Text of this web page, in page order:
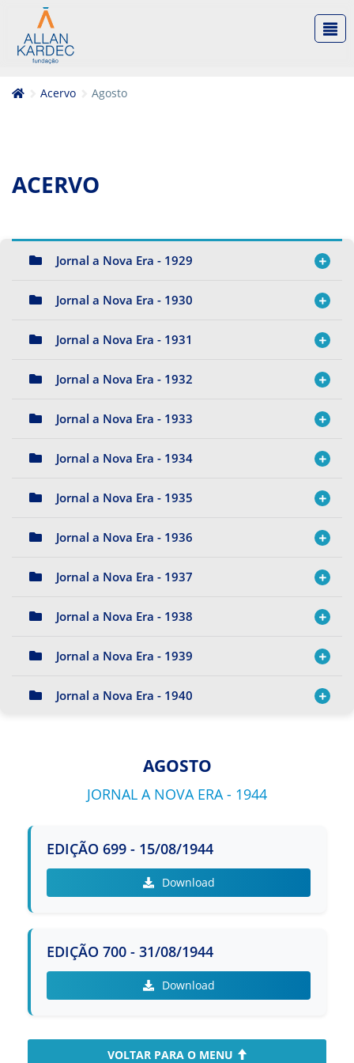
Acervo Agosto
ACERVO
Jornal a Nova Era - 1929
Jornal a Nova Era - 1930
Jornal a Nova Era - 1931
Jornal a Nova Era - 1932
Jornal a Nova Era - 1933
Jornal a Nova Era - 1934
Jornal a Nova Era - 1935
Jornal a Nova Era - 1936
Jornal a Nova Era - 1937
Jornal a Nova Era - 1938
Jornal a Nova Era - 1939
Jornal a Nova Era - 1940
Jornal a Nova Era - 1942
Jornal a Nova Era - 1944
Jornal a Nova Era - 1945
Jornal a Nova Era - 1947
Jornal a Nova Era - 1949
AGOSTO
JORNAL A NOVA ERA - 1944
EDIÇÃO 699 - 15/08/1944
Download
EDIÇÃO 700 - 31/08/1944
Download
VOLTAR PARA O MENU